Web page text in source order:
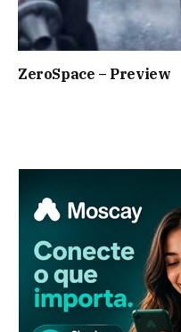
ZeroSpace – Preview